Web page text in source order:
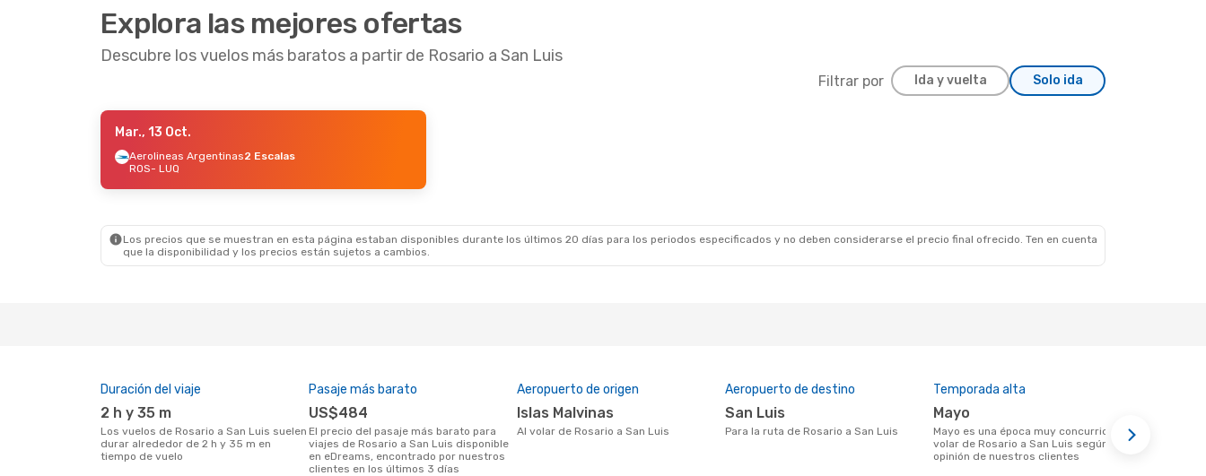
Explora las mejores ofertas
Descubre los vuelos más baratos a partir de Rosario a San Luis
Filtrar por Ida y vuelta Solo ida
- Sáb., 17 Oct.
Aerolineas Argentinas
Mar., 13 Oct.
Aerolineas Argentinas2 Escalas
ROS- LUQ
Los precios que se muestran en esta página estaban disponibles durante los últimos 20 días para los periodos especificados y no deben considerarse el precio final ofrecido. Ten en cuenta
que la disponibilidad y los precios están sujetos a cambios.
Duración del viaje
2 h y 35 m
Los vuelos de Rosario a San Luis suelen
durar alrededor de 2 h y 35 m en
tiempo de vuelo
Pasaje más barato
US$484
El precio del pasaje más barato para
viajes de Rosario a San Luis disponible
en eDreams, encontrado por nuestros
clientes en los últimos 3 días
Aeropuerto de origen
Islas Malvinas
Al volar de Rosario a San Luis
Aeropuerto de destino
San Luis
Para la ruta de Rosario a San Luis
Temporada alta
mayo
mayo es una época muy concurrida para
volar de Rosario a San Luis según la
opinión de nuestros clientes